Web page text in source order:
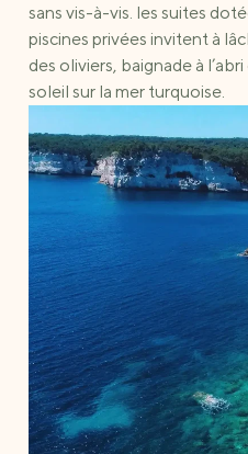
sans vis-à-vis. les suites
piscines privées invitent à
des oliviers, baignade à
soleil sur la mer turquoise.